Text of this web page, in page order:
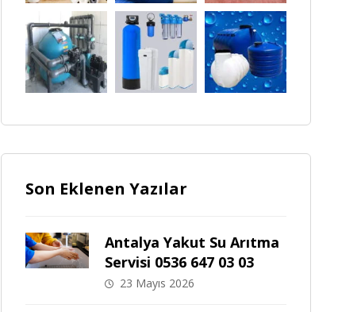
Son Eklenen Yazılar
Antalya Yakut Su Arıtma
Servisi 0536 647 03 03
23 Mayıs 2026